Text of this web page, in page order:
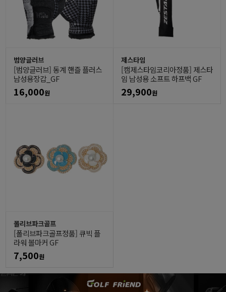
범양글러브
[범양글러브] 동계 핸즐 플러스
남성용장갑_GF
16,000원
제스타임
[캠제스타임코리아정품] 제스타
임 남성용 소프트 하프백 GF
29,900원
폴리브파크골프
[폴리브파크골프정품] 큐빅 플
라워 볼마커 GF
7,500원